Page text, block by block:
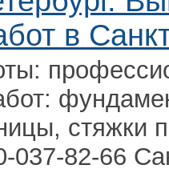
в
стяжки
037-82-66